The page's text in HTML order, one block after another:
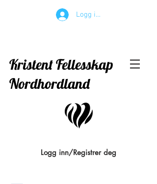
Logg inn
Kristent Fellesskap
Nordhordland
Logg inn/Registrer deg